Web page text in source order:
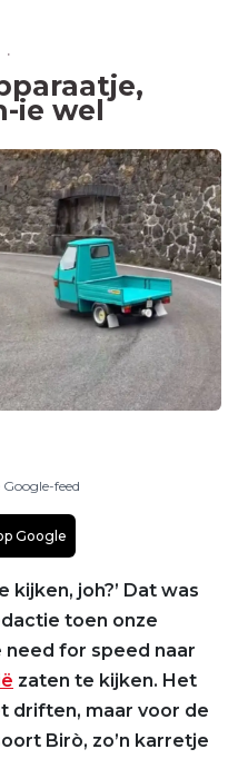
·
ie wel
feed
Google
kijken, joh?’ Dat was
toen onze
for speed naar
zaten te kijken. Het
driften, maar voor de
Birò, zo’n karretje